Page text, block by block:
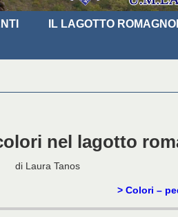
IL LAGOTTO
nel lagotto
di Laura Tanos
> Colori –